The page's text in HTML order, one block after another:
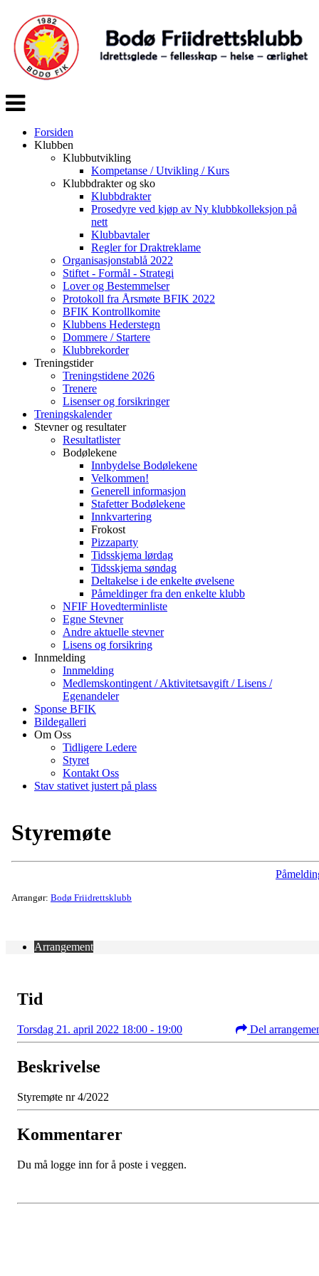
Veksle
navigasjon
Forsiden
Klubben
Klubbutvikling
Kompetanse / Utvikling / Kurs
Klubbdrakter og sko
Klubbdrakter
Prosedyre ved kjøp av Ny klubbkolleksjon på
nett
Klubbavtaler
Regler for Draktreklame
Organisasjonstablå 2022
Stiftet - Formål - Strategi
Lover og Bestemmelser
Protokoll fra Årsmøte BFIK 2022
BFIK Kontrollkomite
Klubbens Hederstegn
Dommere / Startere
Klubbrekorder
Treningstider
Treningstidene 2026
Trenere
Lisenser og forsikringer
Treningskalender
Stevner og resultater
Resultatlister
Bodølekene
Innbydelse Bodølekene
Velkommen!
Generell informasjon
Stafetter Bodølekene
Innkvartering
Frokost
Pizzaparty
Tidsskjema lørdag
Tidsskjema søndag
Deltakelse i de enkelte øvelsene
Påmeldinger fra den enkelte klubb
NFIF Hovedterminliste
Egne Stevner
Andre aktuelle stevner
Lisens og forsikring
Innmelding
Innmelding
Medlemskontingent / Aktivitetsavgift / Lisens /
Egenandeler
Sponse BFIK
Bildegalleri
Om Oss
Tidligere Ledere
Styret
Kontakt Oss
Stav stativet justert på plass
Styremøte
Arrangør: Bodø Friidrettsklubb
Arrangement
Tid
Torsdag 21. april 2022 18:00 - 19:00 Del
Beskrivelse
Styremøte nr 4/2022
Kommentarer
Du må logge inn for å poste i veggen.